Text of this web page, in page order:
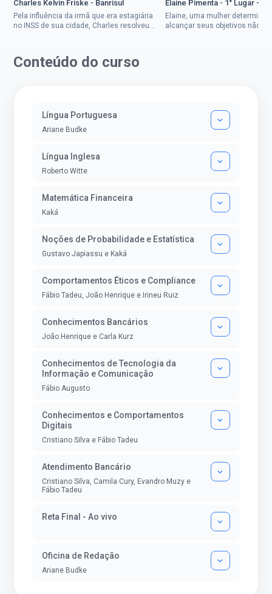
Charles Kelvin Friske - Banrisul
Pela influência da irmã que era estagiária
no INSS de sua cidade, Charles resolveu
Elaine Pimenta - 1° Lugar -
Elaine, uma mulher
alcançar seus objetivos não
Conteúdo do curso
Língua Portuguesa
Ariane Budke
Língua Inglesa
Roberto Witte
Matemática Financeira
Kaká
Noções de Probabilidade e Estatística
Gustavo Japiassu e Kaká
Comportamentos Éticos e Compliance
Fábio Tadeu, João Henrique e Irineu Ruiz
Conhecimentos Bancários
João Henrique e Carla Kurz
Conhecimentos de Tecnologia da
Informação e Comunicação
Fábio Augusto
Conhecimentos e Comportamentos
Digitais
Cristiano Silva e Fábio Tadeu
Atendimento Bancário
Cristiano Silva, Camila Cury, Evandro Muzy e
Fábio Tadeu
Reta Final - Ao vivo
Oficina de Redação
Ariane Budke